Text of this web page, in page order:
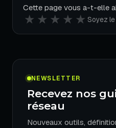
Cette page vous a-t-elle
★ ★ ★ ★ ★ Soyez
NEWSLETTER
Recevez nos
réseau
Nouveaux outils,